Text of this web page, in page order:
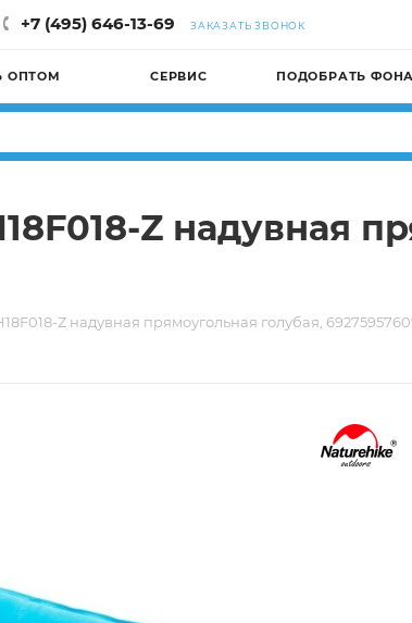
+7 (495) 646-13-69 ЗАКАЗАТЬ ЗВОНОК
ОПТОМ СЕРВИС ПОДОБРАТЬ
Z надувная
Z надувная прямоугольная голубая,